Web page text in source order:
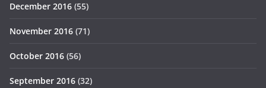
December 2016 (55)
November 2016 (71)
October 2016 (56)
September 2016 (32)